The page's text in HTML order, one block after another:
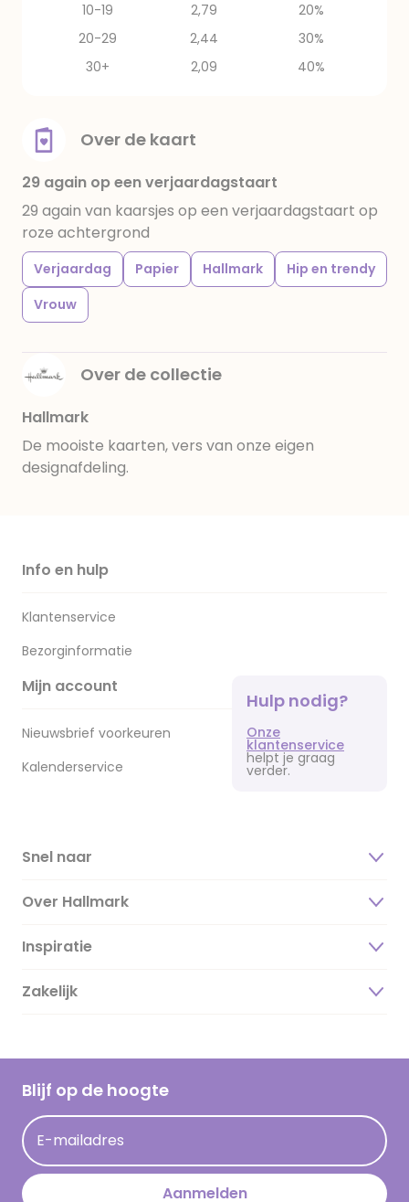
10-19
2,79
20%
20-29
2,44
30%
30+
2,09 40%
Over de kaart
29 again op een verjaardagstaart
29 again van kaarsjes op een verjaardagstaart op
roze achtergrond
Verjaardag Papier Hallmark
Hip en trendy
Vrouw
Over de collectie
Hallmark
De mooiste kaarten, vers van onze eigen
designafdeling.
Info en hulp
Klantenservice
Bezorginformatie
Mijn account
Nieuwsbrief voorkeuren
Kalenderservice
Hulp nodig?
Onze
klantenservice
helpt je graag
verder.
Snel naar
Over Hallmark
Over ons
Duurzaamheid
Hallmark Kaartclub
Acties
Persberichten
Hallmark en Kinderpostzegels
Inspiratie
Magazine
Cadeau inspiratie
Kaartinspiratie
Zakelijk
Blijf op de hoogte
E-mailadres
Aanmelden